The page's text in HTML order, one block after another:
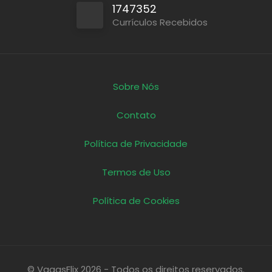
1747352
Currículos Recebidos
Sobre Nós
Contato
Política de Privacidade
Termos de Uso
Política de Cookies